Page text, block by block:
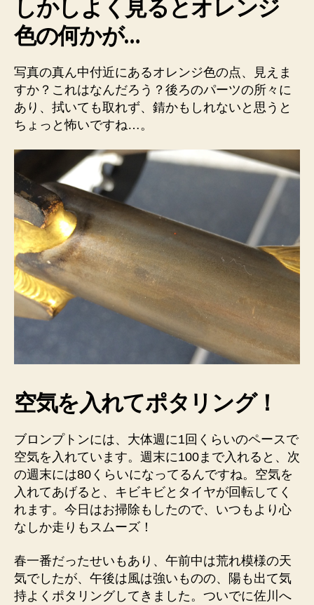
しかしよく見るとオレンジ
色の何かが…
写真の真ん中付近にあるオレンジ色の点、見えま
すか？これはなんだろう？後ろのパーツの所々に
あり、拭いても取れず、錆かもしれないと思うと
ちょっと怖いですね…。
空気を入れてポタリング！
ブロンプトンには、大体週に1回くらいのペースで
空気を入れています。週末に100まで入れると、次
の週末には80くらいになってるんですね。空気を
入れてあげると、キビキビとタイヤが回転してく
れます。今日はお掃除もしたので、いつもより心
なしか走りもスムーズ！
春一番だったせいもあり、午前中は荒れ模様の天
気でしたが、午後は風は強いものの、陽も出て気
持よくポタリングしてきました。ついでに佐川へ